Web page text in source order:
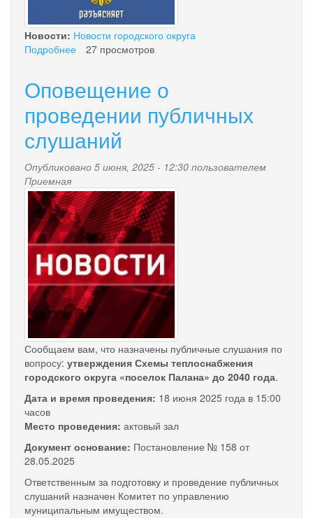
Новости: Новости городского округа
Подробнее
и
ответственность
за
нарушение»
27 просмотров
Оповещение о
проведении публичных
слушаний
Опубликовано 5 июня, 2025 - 12:30 пользователем
Приемная
news-
palana.jpg
Сообщаем вам, что назначены публичные слушания по
вопросу: утверждения Схемы теплоснабжения
городского округа «поселок Палана» до 2040 года.
Дата и время проведения: 18 июня 2025 года в 15:00
часов
Место проведения: актовый зал
Документ основание: Постановление № 158 от
28.05.2025
Ответственным за подготовку и проведение публичных
слушаний назначен Комитет по управлению
муниципальным имуществом.